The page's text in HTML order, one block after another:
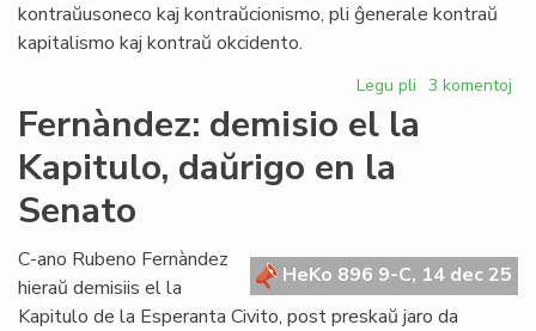
kontraŭusoneco kaj kontraŭcionismo, pli ĝenerale kontraŭ
kapitalismo kaj kontraŭ okcidento.
Legu pli pri
Tage
3 komentoj
Fernàndez: demisio el la
Kapitulo, daŭrigo en la
Senato
HeKo 896 9-C, 14 dec 25
C-ano Rubeno Fernàndez
hieraŭ demisiis el la
Kapitulo de la Esperanta Civito, post preskaŭ jaro da